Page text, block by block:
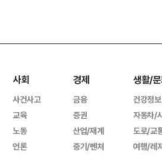
사회
사건사고
교육
노동
언론
경제
금융
증권
산업/재계
중기/벤처
생활/
건강정보
자동차/
도로/교
여행/레